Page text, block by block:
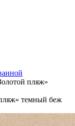
пляж»
темный беж